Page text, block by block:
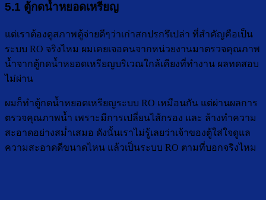
5.1 ตู้กดน้ำหยอดเหรียญ
แต่เราต้องดูสภาพตู้จ่ายดีๆว่าเก่าสกปรกรึเปล่า ที่สำคัญคือเป็น
ระบบ RO จริงไหม ผมเคยเจอคนจากหน่วยงานมาตรวจคุณภาพ
น้ำจากตู้กดน้ำหยอดเหรียญบริเวณใกล้เคียงที่ทำงาน ผลทดสอบ
ไม่ผ่าน
ผมก็ทำตู้กดน้ำหยอดเหรียญระบบ RO เหมือนกัน แต่ผ่านผลการ
ตรวจคุณภาพน้ำ เพราะมีการเปลี่ยนไส้กรอง และ ล้างทำความ
สะอาดอย่างสม่ำเสมอ ดังนั้นเราไม่รู้เลยว่าเจ้าของตู้ใส่ใจดูแล
ความสะอาดดีขนาดไหน แล้วเป็นระบบ RO ตามที่บอกจริงไหม